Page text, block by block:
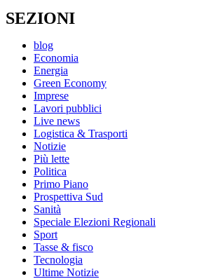
SEZIONI
blog
Economia
Energia
Green Economy
Imprese
Lavori pubblici
Live news
Logistica & Trasporti
Notizie
Più lette
Politica
Primo Piano
Prospettiva Sud
Sanità
Speciale Elezioni Regionali
Sport
Tasse & fisco
Tecnologia
Ultime Notizie